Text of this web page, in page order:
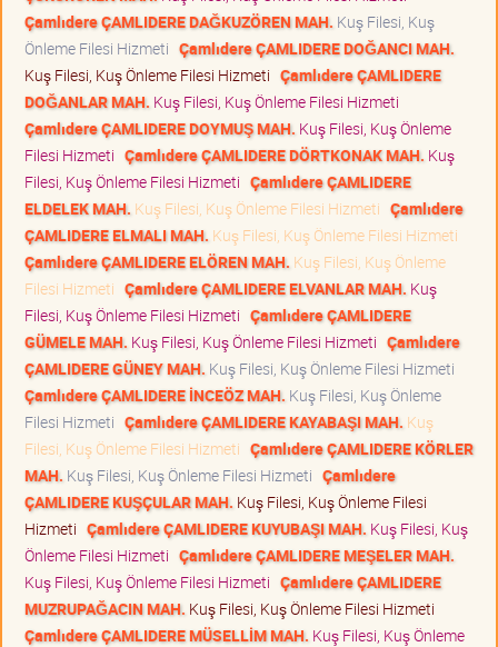
Çamlıdere ÇAMLIDERE DAĞKUZÖREN MAH. Kuş Filesi, Kuş
Önleme Filesi Hizmeti Çamlıdere ÇAMLIDERE DOĞANCI MAH.
Kuş Filesi, Kuş Önleme Filesi Hizmeti Çamlıdere ÇAMLIDERE
DOĞANLAR MAH. Kuş Filesi, Kuş Önleme Filesi Hizmeti
Çamlıdere ÇAMLIDERE DOYMUŞ MAH. Kuş Filesi, Kuş Önleme
Filesi Hizmeti Çamlıdere ÇAMLIDERE DÖRTKONAK MAH. Kuş
Filesi, Kuş Önleme Filesi Hizmeti Çamlıdere ÇAMLIDERE
ELDELEK MAH. Kuş Filesi, Kuş Önleme Filesi Hizmeti Çamlıdere
ÇAMLIDERE ELMALI MAH. Kuş Filesi, Kuş Önleme Filesi Hizmeti
Çamlıdere ÇAMLIDERE ELÖREN MAH. Kuş Filesi, Kuş Önleme
Filesi Hizmeti Çamlıdere ÇAMLIDERE ELVANLAR MAH. Kuş
Filesi, Kuş Önleme Filesi Hizmeti Çamlıdere ÇAMLIDERE
GÜMELE MAH. Kuş Filesi, Kuş Önleme Filesi Hizmeti Çamlıdere
ÇAMLIDERE GÜNEY MAH. Kuş Filesi, Kuş Önleme Filesi Hizmeti
Çamlıdere ÇAMLIDERE İNCEÖZ MAH. Kuş Filesi, Kuş Önleme
Filesi Hizmeti Çamlıdere ÇAMLIDERE KAYABAŞI MAH. Kuş
Filesi, Kuş Önleme Filesi Hizmeti Çamlıdere ÇAMLIDERE KÖRLER
MAH. Kuş Filesi, Kuş Önleme Filesi Hizmeti Çamlıdere
ÇAMLIDERE KUŞÇULAR MAH. Kuş Filesi, Kuş Önleme Filesi
Hizmeti Çamlıdere ÇAMLIDERE KUYUBAŞI MAH. Kuş Filesi, Kuş
Önleme Filesi Hizmeti Çamlıdere ÇAMLIDERE MEŞELER MAH.
Kuş Filesi, Kuş Önleme Filesi Hizmeti Çamlıdere ÇAMLIDERE
MUZRUPAĞACIN MAH. Kuş Filesi, Kuş Önleme Filesi Hizmeti
Çamlıdere ÇAMLIDERE MÜSELLİM MAH. Kuş Filesi, Kuş Önleme